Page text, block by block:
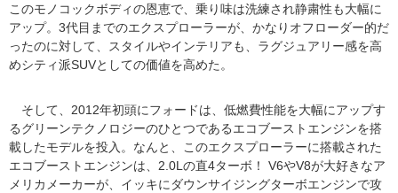
このモノコックボディの恩恵で、乗り味は洗練され静粛性も大幅に
アップ。3代目までのエクスプローラーが、かなりオフローダー的だ
ったのに対して、スタイルやインテリアも、ラグジュアリー感を高
めシティ派SUVとしての価値を高めた。
そして、2012年初頭にフォードは、低燃費性能を大幅にアップす
るグリーンテクノロジーのひとつであるエコブーストエンジンを搭
載したモデルを投入。なんと、このエクスプローラーに搭載された
エコブーストエンジンは、2.0Lの直4ターボ！ V6やV8が大好きなア
メリカメーカーが、イッキにダウンサイジングターボエンジンで攻